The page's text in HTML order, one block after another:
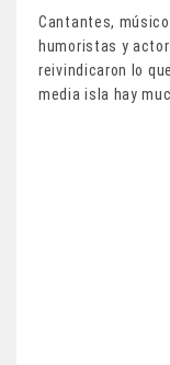
Cantantes,
humoristas y
reivindicaron lo
media isla hay